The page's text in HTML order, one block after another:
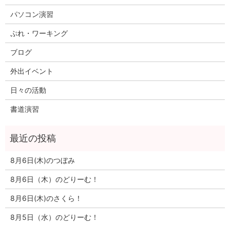
パソコン演習
ぷれ・ワーキング
ブログ
外出イベント
日々の活動
書道演習
8月6日(木)のつぼみ
8月6日（木）のどりーむ！
8月6日(木)のさくら！
8月5日（水）のどりーむ！